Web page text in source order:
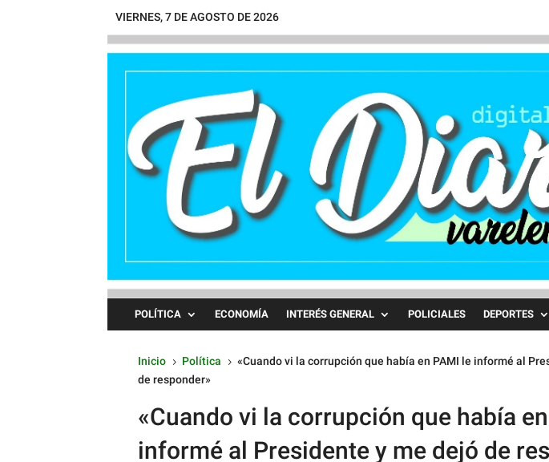
VIERNES, 7 DE AGOSTO DE 2026
POLÍTICA ECONOMÍA INTERÉS GENERAL POLICIALES DEPORTES
Inicio 5 Política 5 «Cuando vi la corrupción que había en PAMI le informé al
de responder»
«Cuando vi la corrupción que había
informé al Presidente y me dejó de